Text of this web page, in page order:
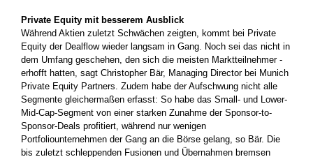
Private Equity mit besserem Ausblick
Während Aktien zuletzt Schwächen zeigten, kommt bei Private
Equity der Dealflow wieder langsam in Gang. Noch sei das nicht in
dem Umfang geschehen, den sich die meisten Marktteilnehmer ­
erhofft hatten, sagt Christopher Bär, Managing Director bei ­Munich
Private Equity Partners. Zudem habe der Aufschwung nicht alle
Segmente gleichermaßen erfasst: So habe das Small- und Lower-
Mid-Cap-Segment von einer starken Zunahme der Sponsor-to-
Sponsor-Deals profitiert, während nur wenigen
Portfoliounternehmen der Gang an die Börse gelang, so Bär. Die
bis zuletzt schleppenden Fusionen und Übernahmen bremsen